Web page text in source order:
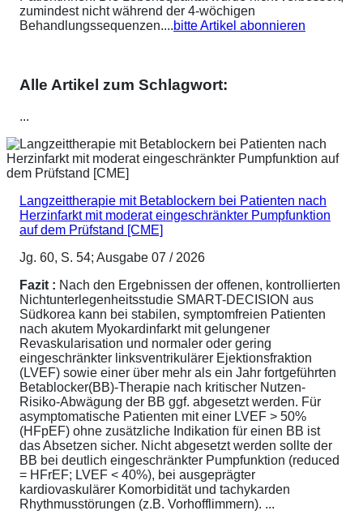
zumindest nicht während der 4-wöchigen
Behandlungssequenzen....bitte Artikel abonnieren
Alle Artikel zum Schlagwort:
...
Langzeittherapie mit Betablockern bei Patienten nach
Herzinfarkt mit moderat eingeschränkter Pumpfunktion
auf dem Prüfstand [CME]
Jg. 60, S. 54; Ausgabe 07 / 2026
Fazit : Nach den Ergebnissen der offenen, kontrollierten
Nichtunterlegenheitsstudie SMART-DECISION aus
Südkorea kann bei stabilen, symptomfreien Patienten
nach akutem Myokardinfarkt mit gelungener
Revaskularisation und normaler oder gering
eingeschränkter linksventrikulärer Ejektionsfraktion
(LVEF) sowie einer über mehr als ein Jahr fortgeführten
Betablocker(BB)-Therapie nach kritischer Nutzen-
Risiko-Abwägung der BB ggf. abgesetzt werden. Für
asymptomatische Patienten mit einer LVEF > 50%
(HFpEF) ohne zusätzliche Indikation für einen BB ist
das Absetzen sicher. Nicht abgesetzt werden sollte der
BB bei deutlich eingeschränkter Pumpfunktion (reduced
= HFrEF; LVEF < 40%), bei ausgeprägter
kardiovaskulärer Komorbidität und tachykarden
Rhythmusstörungen (z.B. Vorhofflimmern). ...